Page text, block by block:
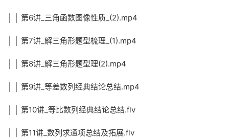
│ │ 第6讲_三角函数图像性质_(2).mp4
│ │ 第7讲_解三角形题型梳理_(1).mp4
│ │ 第8讲_解三角形题型理(2).mp4
│ │ 第9讲_等差数列经典结论总结.mp4
│ │ 第10讲_等比数列经典结论总结.flv
│ │ 第11讲_数列求通项总结及拓展.flv